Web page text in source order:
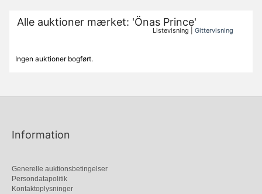
Alle auktioner mærket: 'Önas Prince'
Listevisning |Gittervisning
Ingen auktioner bogført.
Information
Generelle auktionsbetingelser
Persondatapolitik
Kontaktoplysninger